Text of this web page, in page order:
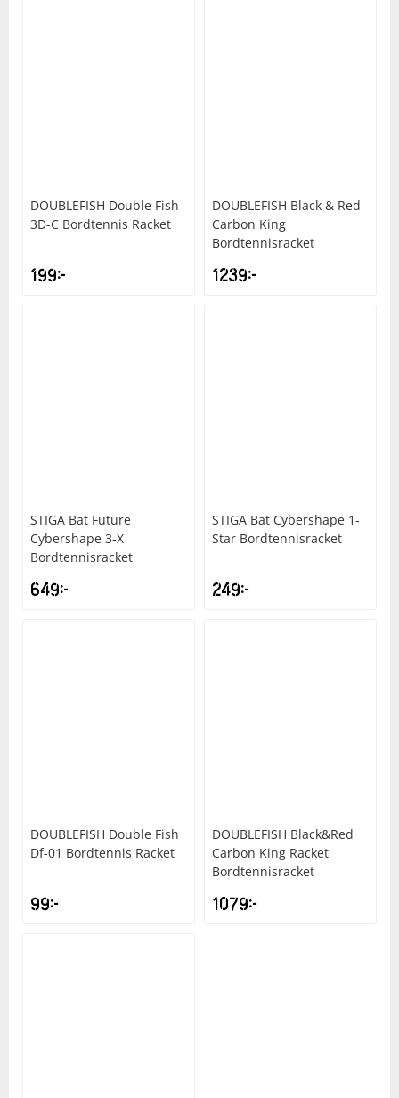
DOUBLEFISH Double Fish
3D-C Bordtennis Racket
199kr
DOUBLEFISH Black & Red
Carbon King
Bordtennisracket
1239kr
STIGA Bat Future
Cybershape 3-X
Bordtennisracket
649kr
STIGA Bat Cybershape 1-
Star Bordtennisracket
249kr
DOUBLEFISH Double Fish
Df-01 Bordtennis Racket
99kr
DOUBLEFISH Black&Red
Carbon King Racket
Bordtennisracket
1079kr